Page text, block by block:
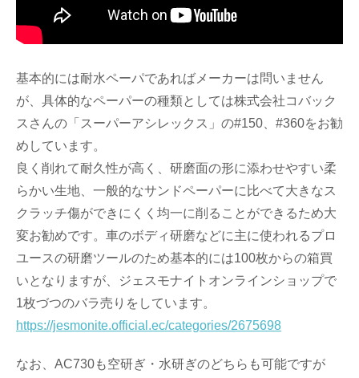
基本的には耐水ペーパであればメーカーは問いません
が、具体的なペーパーの種類としては株式会社コバック
スさんの「スーパーアシレックス」の#150、#360をお勧
めしています。
良く削れて耐久性が高く、研磨面の形に添わせやすい柔
らかい生地、一般的なサンドペーパーに比べて大きなス
クラッチ傷ができにくく均一に削ることができるため大
変お勧めです。車のボディ研磨などに主に使われるプロ
ユースの研磨ツールのため基本的には100枚からの箱買
いとなりますが、ジェスモナイトオンラインショップで
1枚づつのバラ売りをしています。
https://jesmonite.official.ec/categories/2675698
なお、AC730も空研ぎ・水研ぎのどちらも可能ですが